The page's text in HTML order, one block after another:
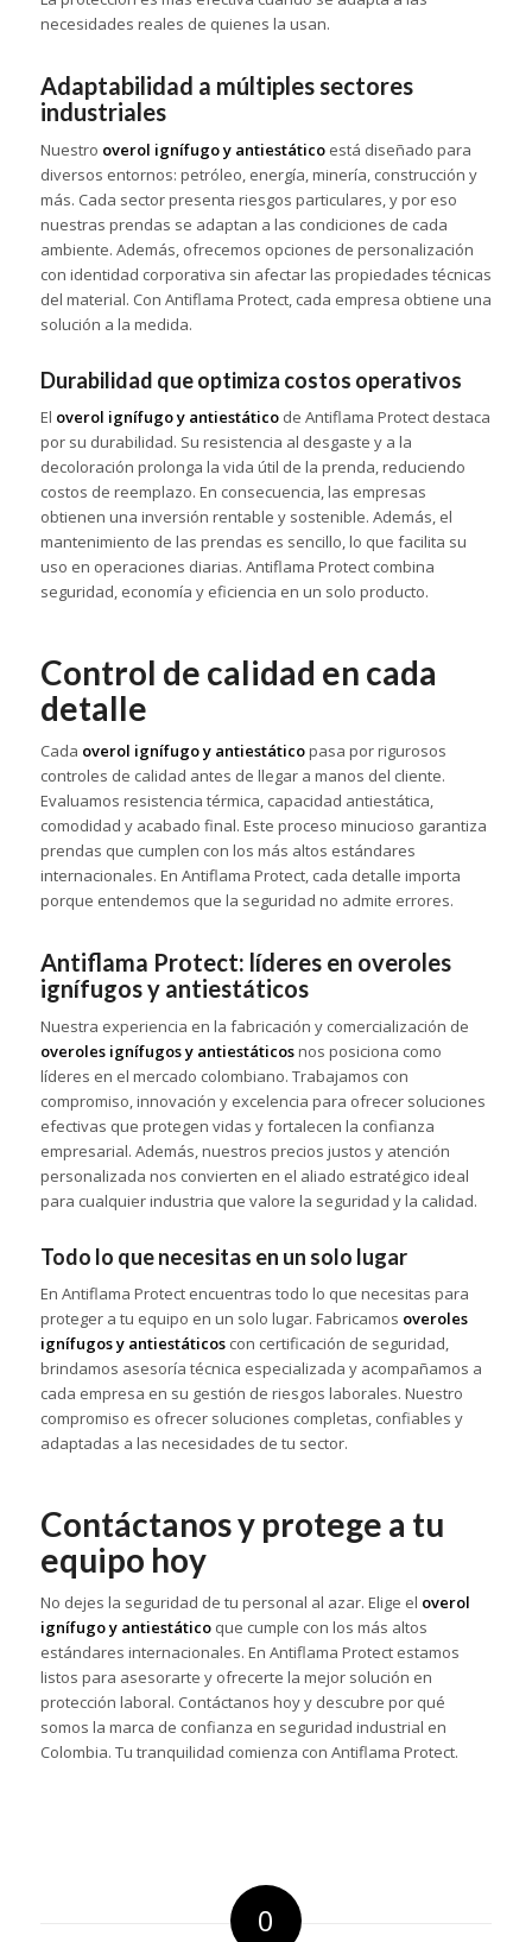
necesidades reales de quienes la usan.
Adaptabilidad a múltiples sectores
industriales
Nuestro overol ignífugo y antiestáticoestá diseñado para
diversos entornos: petróleo, energía, minería, construcción y
más. Cada sector presenta riesgos particulares, y por eso
nuestras prendas se adaptan a las condiciones de cada
ambiente. Además, ofrecemos opciones de personalización
con identidad corporativa sin afectar las propiedades técnicas
del material. Con Antiflama Protect, cada empresa obtiene una
solución a la medida.
Durabilidad que optimiza costos operativos
El overol ignífugo y antiestáticode Antiflama Protect destaca
por su durabilidad. Su resistencia al desgaste y a la
decoloración prolonga la vida útil de la prenda, reduciendo
costos de reemplazo. En consecuencia, las empresas
obtienen una inversión rentable y sostenible. Además, el
mantenimiento de las prendas es sencillo, lo que facilita su
uso en operaciones diarias. Antiflama Protect combina
seguridad, economía y eficiencia en un solo producto.
Control de calidad en cada
detalle
Cada overol ignífugo y antiestáticopasa por rigurosos
controles de calidad antes de llegar a manos del cliente.
Evaluamos resistencia térmica, capacidad antiestática,
comodidad y acabado final. Este proceso minucioso garantiza
prendas que cumplen con los más altos estándares
internacionales. En Antiflama Protect, cada detalle importa
porque entendemos que la seguridad no admite errores.
Antiflama Protect: líderes en overoles
ignífugos y antiestáticos
Nuestra experiencia en la fabricación y comercialización de
overoles ignífugos y antiestáticosnos posiciona como
líderes en el mercado colombiano. Trabajamos con
compromiso, innovación y excelencia para ofrecer soluciones
efectivas que protegen vidas y fortalecen la confianza
empresarial. Además, nuestros precios justos y atención
personalizada nos convierten en el aliado estratégico ideal
para cualquier industria que valore la seguridad y la calidad.
Todo lo que necesitas en un solo lugar
En Antiflama Protect encuentras todo lo que necesitas para
proteger a tu equipo en un solo lugar. Fabricamos overoles
ignífugos y antiestáticoscon certificación de seguridad,
brindamos asesoría técnica especializada y acompañamos a
cada empresa en su gestión de riesgos laborales. Nuestro
compromiso es ofrecer soluciones completas, confiables y
adaptadas a las necesidades de tu sector.
Contáctanos y protege a tu
equipo hoy
No dejes la seguridad de tu personal al azar. Elige el overol
ignífugo y antiestáticoque cumple con los más altos
estándares internacionales. En Antiflama Protect estamos
listos para asesorarte y ofrecerte la mejor solución en
protección laboral. Contáctanos hoy y descubre por qué
somos la marca de confianza en seguridad industrial en
Colombia. Tu tranquilidad comienza con Antiflama Protect.
0